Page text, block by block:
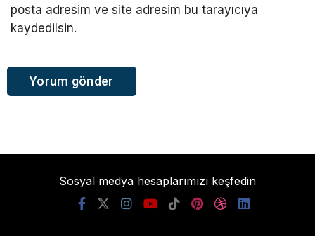
posta adresim ve site adresim bu tarayıcıya
kaydedilsin.
Sosyal medya hesaplarımızı keşfedin